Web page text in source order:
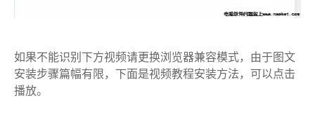
如果不能识别下方视频请更换浏览器兼容模式，由于图文
安装步骤篇幅有限，下面是视频教程安装方法，可以点击
播放。